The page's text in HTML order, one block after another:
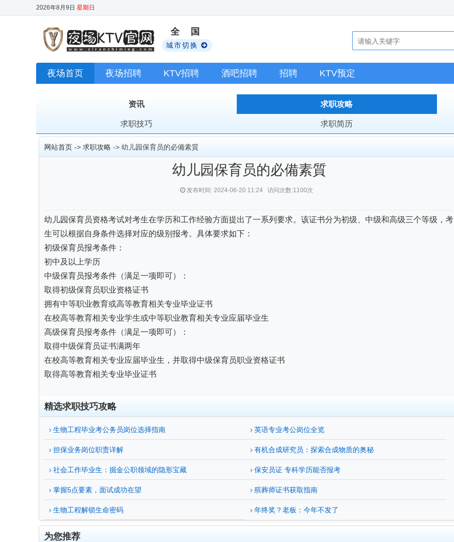
2026年8月9日 星期日
全 国
城市切换
夜场首页 夜场招聘 KTV招聘 酒吧招聘 招聘 KTV预定
资讯 求职攻略
求职技巧 求职简历
网站首页 -> 求职攻略 -> 幼儿园保育员的必備素質
幼儿园保育员的必備素質
发布时间: 2024-06-20 11:24 访问次数:1100次
幼儿园保育员资格考试对考生在学历和工作经验方面提出了一系列要求。该证书分为初级、中级和高级三个等级，考
生可以根据自身条件选择对应的级别报考。具体要求如下：
初级保育员报考条件：
初中及以上学历
中级保育员报考条件（满足一项即可）：
取得初级保育员职业资格证书
拥有中等职业教育或高等教育相关专业毕业证书
在校高等教育相关专业学生或中等职业教育相关专业应届毕业生
高级保育员报考条件（满足一项即可）：
取得中级保育员证书满两年
在校高等教育相关专业应届毕业生，并取得中级保育员职业资格证书
取得高等教育相关专业毕业证书
精选求职技巧攻略
生物工程毕业考公务员岗位选择指南 英语专业考公岗位全览
担保业务岗位职责详解 有机合成研究员：探索合成物质的奥秘
社会工作毕业生：掘金公职领域的隐形宝藏 保安员证 专科学历能否报考
掌握5点要素，面试成功在望 殡葬师证书获取指南
生物工程解锁生命密码 年终奖？老板：今年不发了
为您推荐